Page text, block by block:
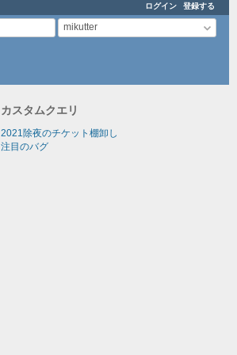
ログイン 登録する
mikutter
カスタムクエリ
2021除夜のチケット棚卸し
注目のバグ